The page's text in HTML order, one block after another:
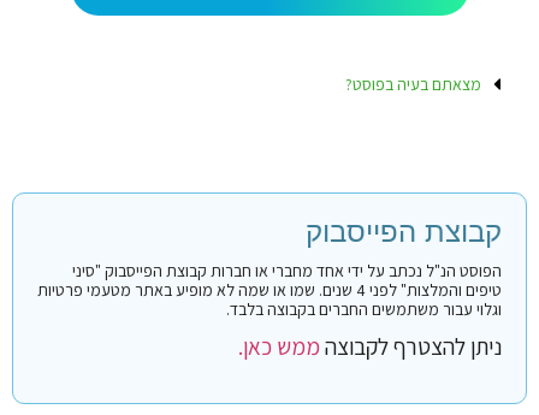
מצאתם בעיה בפוסט?
קבוצת הפייסבוק
הפוסט הנ"ל נכתב על ידי אחד מחברי או חברות קבוצת הפייסבוק "סיני
טיפים והמלצות" לפני 4 שנים. שמו או שמה לא מופיע באתר מטעמי פרטיות
וגלוי עבור משתמשים החברים בקבוצה בלבד.
ניתן להצטרף לקבוצהממש כאן.